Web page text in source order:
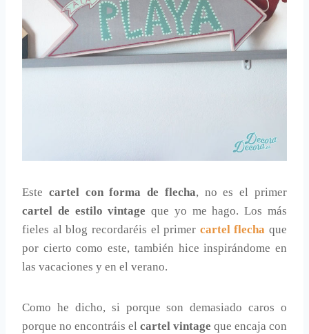
Este cartel con forma de flecha, no es el primer
cartel de estilo vintage que yo me hago. Los más
fieles al blog recordaréis el primer cartel flecha que
por cierto como este, también hice inspirándome en
las vacaciones y en el verano.
Como he dicho, si porque son demasiado caros o
porque no encontráis el cartel vintage que encaja con